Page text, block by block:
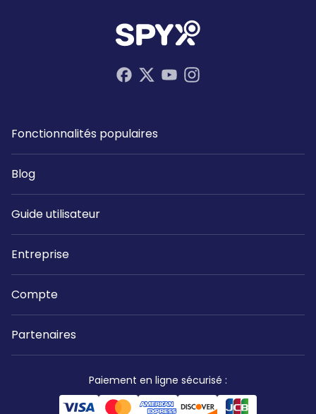
Fonctionnalités populaires
Blog
Guide utilisateur
Entreprise
Compte
Partenaires
Paiement en ligne sécurisé :